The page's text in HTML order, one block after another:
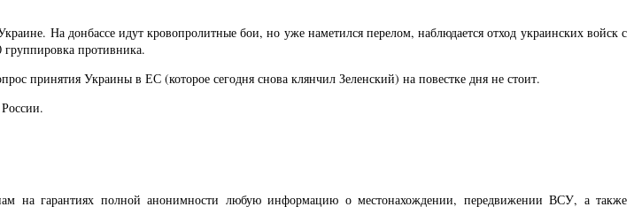
На донбассе идут кровопролитные бои, но уже наметился перелом, наблюдается отход украинских войск с
группировка противника.
принятия Украины в ЕС (которое сегодня снова клянчил Зеленский) на повестке дня не стоит.
на гарантиях полной анонимности любую информацию о местонахождении, передвижении ВСУ, а также